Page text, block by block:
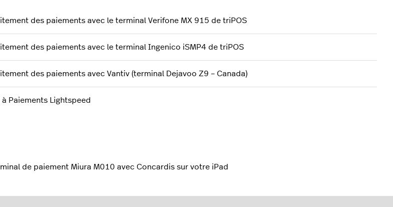
des paiements avec le terminal Verifone MX 915 de triPOS
des paiements avec le terminal Ingenico iSMP4 de triPOS
des paiements avec Vantiv (terminal Dejavoo Z9 – Canada)
Paiements Lightspeed
de paiement Miura M010 avec Concardis sur votre iPad